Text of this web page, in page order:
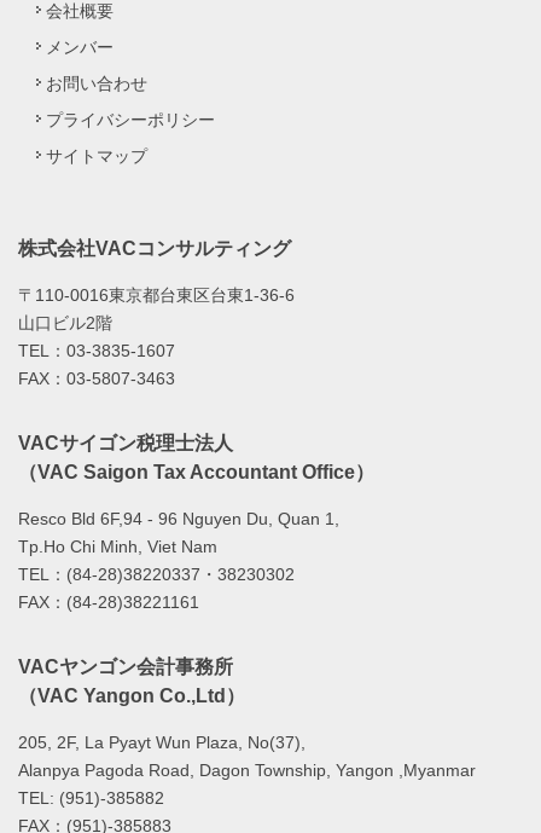
会社概要
メンバー
お問い合わせ
プライバシーポリシー
サイトマップ
株式会社VACコンサルティング
〒110-0016東京都台東区台東1-36-6
山口ビル2階
TEL：03-3835-1607
FAX：03-5807-3463
VACサイゴン税理士法人
（VAC Saigon Tax Accountant Office）
Resco Bld 6F,94 - 96 Nguyen Du, Quan 1,
Tp.Ho Chi Minh, Viet Nam
TEL：(84-28)38220337・38230302
FAX：(84-28)38221161
VACヤンゴン会計事務所
（VAC Yangon Co.,Ltd）
205, 2F, La Pyayt Wun Plaza, No(37),
Alanpya Pagoda Road, Dagon Township, Yangon ,Myanmar
TEL: (951)-385882
FAX：(951)-385883